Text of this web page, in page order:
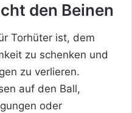
den Beinen
Torhüter ist, dem
zu schenken und
zu verlieren.
auf den Ball,
oder